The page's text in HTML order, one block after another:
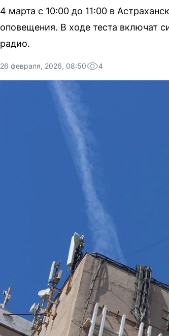
4 марта с 10:00 до 11:00 в
оповещения. В ходе теста включат
радио.
26 февраля, 2026, 08:50 4